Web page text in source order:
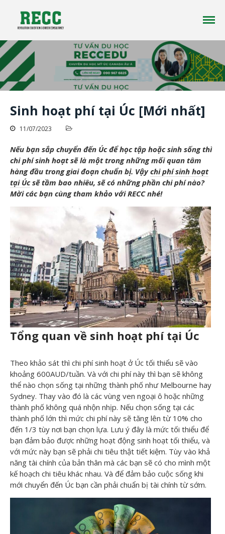
Trang chủ
Giới thiệu
Liên Hệ
Tư vấn Du Học - Reccedu | Du học
Úc, Mỹ, Canada, New Zealand uy
tín tại Việt Nam
Công ty tư vấn du học RECC EDUCATION là một
kinh nghiệm trong lĩnh vực du học ở nhiều
quốc gia trên thế giới
Sinh hoạt phí tại Úc [Mới nhất]
11/07/2023
Nếu bạn sắp chuyển đến Úc để học tập hoặc sinh sống thì
chi phí sinh hoạt sẽ là một trong những mối quan tâm
hàng đầu trong giai đoạn chuẩn bị. Vậychi phí sinh hoạt
tại Úcsẽ tầm bao nhiêu, sẽ có những phần chi phí nào?
Mời các bạn cùng tham khảo với RECC nhé!
Tổng quan về sinh hoạt phí tại Úc
Theo khảo sát thì chi phí sinh hoạt ở Úc tối thiểu sẽ vào
khoảng 600AUD/tuần. Và với chi phí này thì bạn sẽ không
thể nào chọn sống tại những thành phố như Melbourne hay
Sydney. Thay vào đó là các vùng ven ngoại ô hoặc những
thành phố không quá nhộn nhịp. Nếu chọn sống tại các
thành phố lớn thì mức chi phí này sẽ tăng lên từ 10% cho
đến 1/3 tùy nơi bạn chọn lựa. Lưu ý đây là mức tối thiểu để
bạn đảm bảo được những hoạt động sinh hoạt tối thiểu, và
với mức này bạn sẽ phải chi tiêu thật tiết kiệm. Tùy vào khả
năng tài chính của bản thân mà các bạn sẽ có cho mình một
kế hoạch chi tiêu khác nhau. Và để đảm bảo cuộc sống khi
mới chuyển đến Úc bạn cần phải chuẩn bị tài chính từ sớm.